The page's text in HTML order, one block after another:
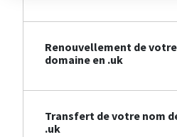
Renouvellement de
domaine en .uk
Transfert de votre nom
.uk